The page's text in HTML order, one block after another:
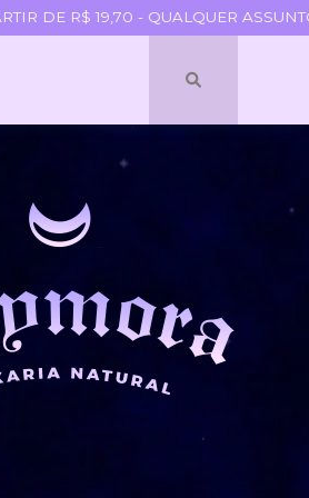
DE R$ 19,70 - QUALQUER ASSUNTO